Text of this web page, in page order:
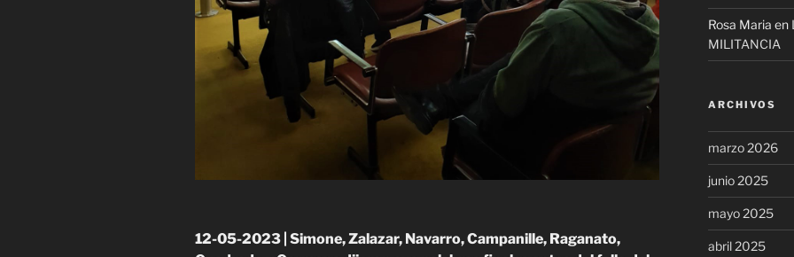
12-05-2023 | Simone, Zalazar, Navarro, Campanille, Raganato,
Rosa Maria en
MILITANCIA
ARCHIVOS
marzo 2026
junio 2025
mayo 2025
abril 2025